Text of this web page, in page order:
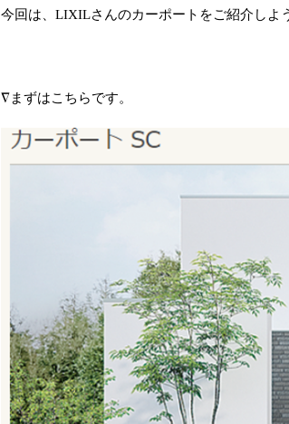
今回は、 LIXILさんのカーポートをご紹介しよ
∇まずはこちらです。